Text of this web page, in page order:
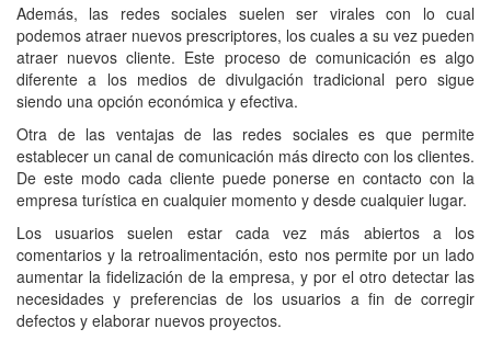
Además, las redes sociales suelen ser virales con lo cual
podemos atraer nuevos prescriptores, los cuales a su vez pueden
atraer nuevos cliente. Este proceso de comunicación es algo
diferente a los medios de divulgación tradicional pero sigue
siendo una opción económica y efectiva.
Otra de las ventajas de las redes sociales es que permite
establecer un canal de comunicación más directo con los clientes.
De este modo cada cliente puede ponerse en contacto con la
empresa turística en cualquier momento y desde cualquier lugar.
Los usuarios suelen estar cada vez más abiertos a los
comentarios y la retroalimentación, esto nos permite por un lado
aumentar la fidelización de la empresa, y por el otro detectar las
necesidades y preferencias de los usuarios a fin de corregir
defectos y elaborar nuevos proyectos.